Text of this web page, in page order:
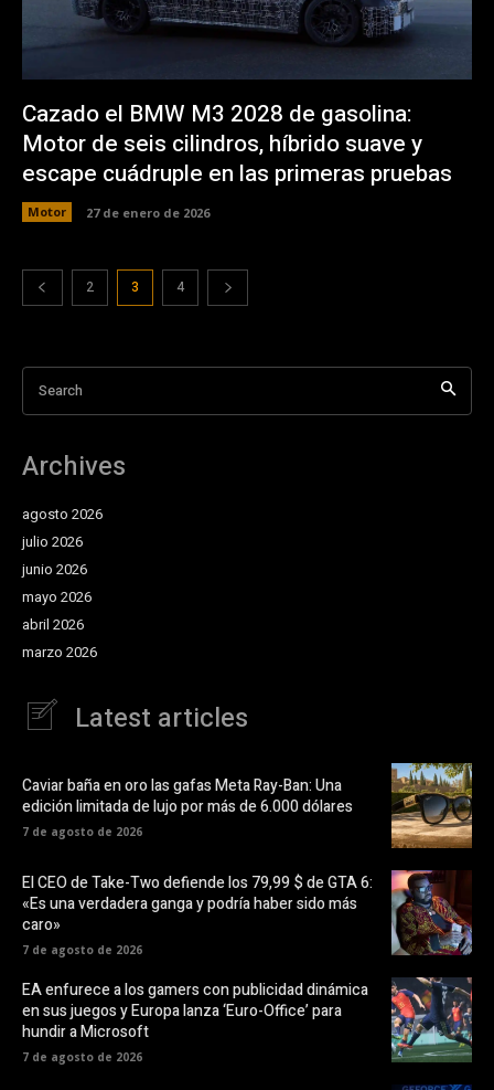
Cazado el BMW M3 2028 de gasolina:
Motor de seis cilindros, híbrido suave y
escape cuádruple en las primeras pruebas
Motor 27 de enero de 2026
2 3 4
Search
Archives
agosto 2026
julio 2026
junio 2026
mayo 2026
abril 2026
marzo 2026
Latest articles
Caviar baña en oro las gafas Meta Ray-Ban: Una
edición limitada de lujo por más de 6.000 dólares
7 de agosto de 2026
El CEO de Take-Two defiende los 79,99 $ de GTA 6:
«Es una verdadera ganga y podría haber sido más
caro»
7 de agosto de 2026
EA enfurece a los gamers con publicidad dinámica
en sus juegos y Europa lanza ‘Euro-Office’ para
hundir a Microsoft
7 de agosto de 2026